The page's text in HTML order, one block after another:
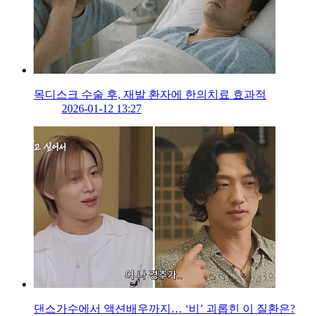
목디스크 수술 후, 재발 환자에 한의치료 효과적
2026-01-12 13:27
댄스가수에서 액션배우까지… ‘비’ 괴롭힌 이 질환은?